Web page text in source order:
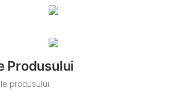
Produsului
produsului